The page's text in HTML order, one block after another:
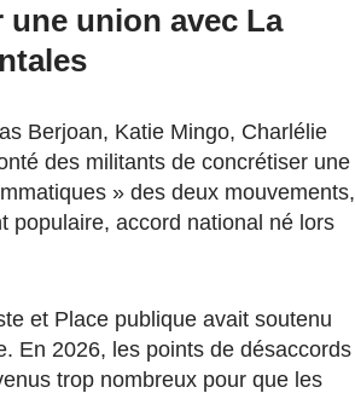
union avec La
Berjoan, Katie Mingo, Charlélie
des militants de concrétiser une
» des deux mouvements,
populaire, accord national né lors
et Place publique avait soutenu
En 2026, les points de désaccords
trop nombreux pour que les